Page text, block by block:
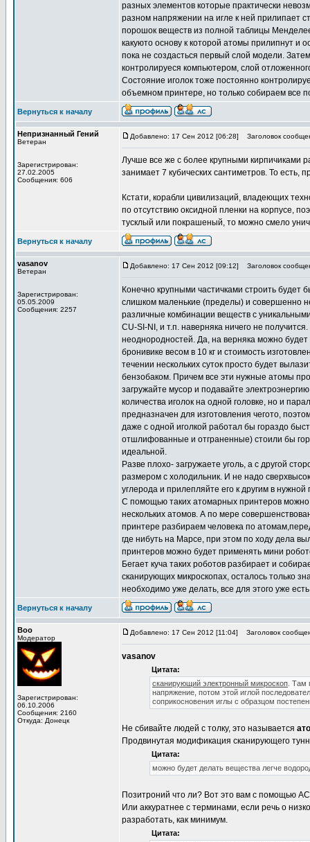
разных элементов которые практически
разном напряжении на игле к ней прилипает
порошок веществ из полной таблицы
какуюто основу к которой атомы прилипнут и
пока не создасться первый слой модели.
контролируеся компьютером, слой
Состояние иголок тоже постоянно
объемном принтере, но только собираем все
Вернуться к началу
Непризнанный Гений
Ветеран
Зарегистрирован:
27.02.2005
Сообщения: 606
Добавлено: 17 Сен 2012 [06:28] Заголовок
Лучше все же с более крупными кирпичиками
занимает 7 кубических сантиметров. То есть,
Кстати, корабли цивилизаций, владеющих
по отсутствию оксидной пленки на корпусе,
тусклый или покрашеный, то можно смело
Вернуться к началу
vasanov
Ветеран
Зарегистрирован:
05.05.2009
Сообщения: 2257
Добавлено: 17 Сен 2012 [09:12] Заголовок
Конечно крупными частичками строить
слишком маленькие (пределы) и совершенно
различные комбинации веществ с
CU-SI-NI, и т.п. наверняка ничего не
неоднородностей. Да, на верняка можно
бронивике весом в 10 кг и стоимость
течении нескольких суток просто будет
бензобаком. Причем все эти нужные атомы
загружайте мусор и подавайте
количества иголок на одной головке, но и
предназначен для изготовления чегото,
даже с одной иголкой работал бы гораздо
отшлифованные и отграненные) стоили бы
идеальной.
Разве плохо- загружаете уголь, а с другой
размером с холодильник. И не надо
углерода и прилепляйте его к другим в
С помощью таких атомарных принтеров
нескольких атомов. А по мере
принтере разбираем человека по
где нибуть на Марсе, при этом по ходу дела
принтеров можно будет применять мини
Бегает куча таких роботов разбирает и
сканирующих микроскопах, осталось только
необходимо уже делать, все для этого уже
Вернуться к началу
Boo
Модератор
Зарегистрирован:
06.10.2006
Сообщения: 2160
Откуда: Донецк
Добавлено: 17 Сен 2012 [11:04] Заголовок
vasanov
Цитата:
сканирующий электронный микроскоп . Там
напряжение, потом этой иглой
соприкосновения иглы с образцом
Не сбивайте людей с толку, это называется
Продвинутая модификация сканирующего
Цитата:
можно будет делать вещества легче
Позитроний что ли? Вот это вам с помощью
Или аккуратнее с терминами, если речь о
разработать, как минимум.
Цитата: